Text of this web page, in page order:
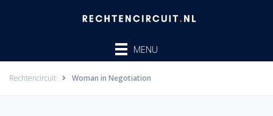
MENU
Rechtencircuit Woman in Negotiation